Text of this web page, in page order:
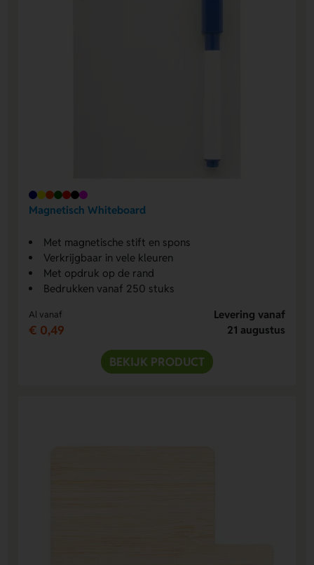
Magnetisch Whiteboard
Met magnetische stift en spons
Verkrijgbaar in vele kleuren
Met opdruk op de rand
Bedrukken vanaf 250 stuks
Al vanaf
€ 0,49
Levering vanaf
21 augustus
BEKIJK PRODUCT